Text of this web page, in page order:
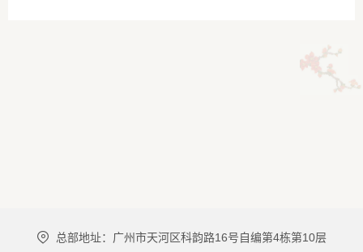
总部地址：广州市天河区科韵路16号自编第4栋第10层